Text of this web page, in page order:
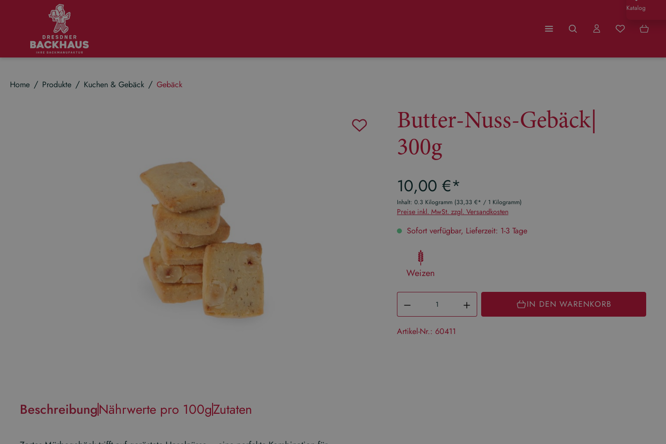
Hauptinhalt springen
Zur Suche springen
Zur Hauptnavigation springen Katalog
Home Produkte Kuchen & Gebäck Gebäck
BeschreibungNährwerte pro 100gZutaten
Butter-Nuss-Gebäck|
300g
Regulärer Preis:
10,00 €*
Inhalt: 0.3 Kilogramm (33,33 €* / 1 Kilogramm)
Preise inkl. MwSt. zzgl. Versandkosten
Sofort verfügbar, Lieferzeit: 1-3 Tage
Weizen
Produkt Anzahl: Gib den
IN DEN WARENKORB
Artikel-Nr.: 60411